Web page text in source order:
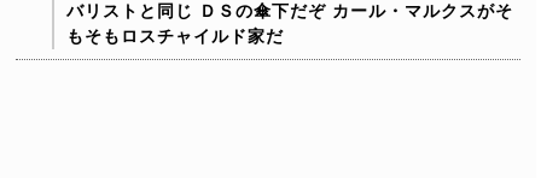
バリストと同じ
ＤＳの傘下だぞ カール・マルクスがそ
もそもロスチャイルド家だ